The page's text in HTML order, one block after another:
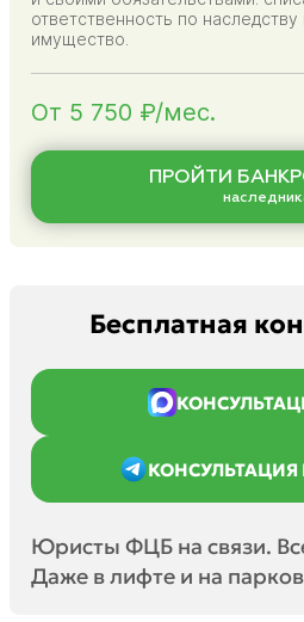
ответственность по
имущество.
От 5 750 ₽/мес.
ПРОЙТИ
Бесплатная
КОНСУЛЬТАЦИЯ
Юристы ФЦБ на связи.
Даже в лифте и на